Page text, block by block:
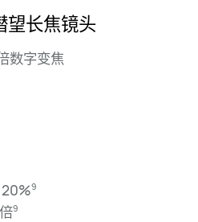
望长焦镜头
数字变焦
9
9